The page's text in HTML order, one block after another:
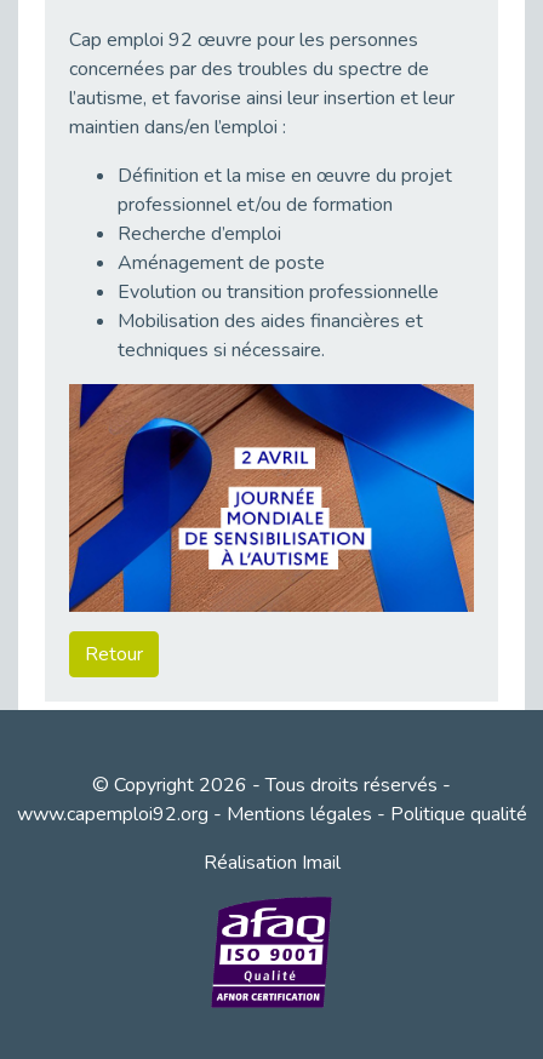
Publié le 11/04/2026
Recrutement des seniors : Un levier de transformation pour les ETI franciliennes
Publié le 11/04/2026
Publié le 07/04/2026
Publié le 03/04/2026
Publié le 01/04/2026
Publié le 31/03/2026
CDD de reconversion : un nouveau contrat pour sécuriser le changement de métier.
Publié le 30/03/2026
Publié le 30/03/2026
Sport2Job Clichy : une édition altoséquanaise avec Cap Emploi 92.
Publié le 30/03/2026
Déclarer son handicap à son employeur : un levier professionnel ?
Publié le 23/03/2026
Cap emploi 92 œuvre pour les personnes
concernées par des troubles du spectre de
l’autisme, et favorise ainsi leur insertion et leur
maintien dans/en l’emploi :
Définition et la mise en œuvre du projet
professionnel et/ou de formation
Recherche d’emploi
Aménagement de poste
Evolution ou transition professionnelle
Mobilisation des aides financières et
techniques si nécessaire.
Retour
© Copyright 2026 - Tous droits réservés -
www.capemploi92.org - Mentions légales - Politique qualité
Réalisation Imail